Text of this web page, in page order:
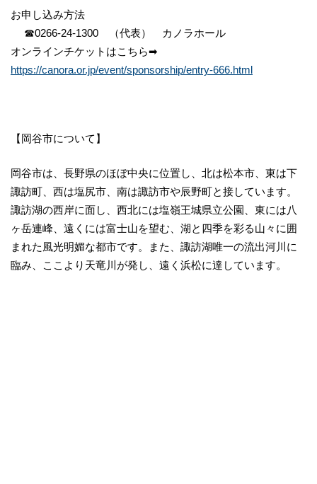
お申し込み方法
☎0266-24-1300 （代表） カノラホール
オンラインチケットはこちら➡
https://canora.or.jp/event/sponsorship/entry-666.html
【岡谷市について】
岡谷市は、長野県のほぼ中央に位置し、北は松本市、東は下
諏訪町、西は塩尻市、南は諏訪市や辰野町と接しています。
諏訪湖の西岸に面し、西北には塩嶺王城県立公園、東には八
ヶ岳連峰、遠くには富士山を望む、湖と四季を彩る山々に囲
まれた風光明媚な都市です。また、諏訪湖唯一の流出河川に
臨み、ここより天竜川が発し、遠く浜松に達しています。